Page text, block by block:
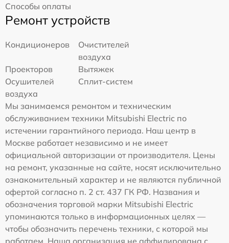
Способы оплаты
Ремонт устройств
Кондиционеров
Очистителей
воздуха
Проекторов
Вытяжек
Осушителей
воздуха
Сплит-систем
Мы занимаемся ремонтом и техническим
обслуживанием техники Mitsubishi Electric по
истечении гарантийного периода. Наш центр в
Москве работает независимо и не имеет
официальной авторизации от производителя. Цены
на ремонт, указанные на сайте, носят исключительно
ознакомительный характер и не являются публичной
офертой согласно п. 2 ст. 437 ГК РФ. Названия и
обозначения торговой марки Mitsubishi Electric
упоминаются только в информационных целях —
чтобы обозначить перечень техники, с которой мы